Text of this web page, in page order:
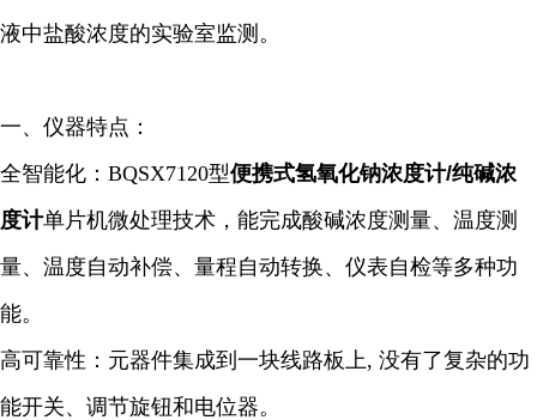
液中盐酸浓度的实验室监测。
一、仪器特点：
全智能化：BQSX7120型便携式氢氧化钠浓度计/纯碱浓
度计单片机微处理技术，能完成酸碱浓度测量、温度测
量、温度自动补偿、量程自动转换、仪表自检等多种功
能。
高可靠性：元器件集成到一块线路板上, 没有了复杂的功
能开关、调节旋钮和电位器。